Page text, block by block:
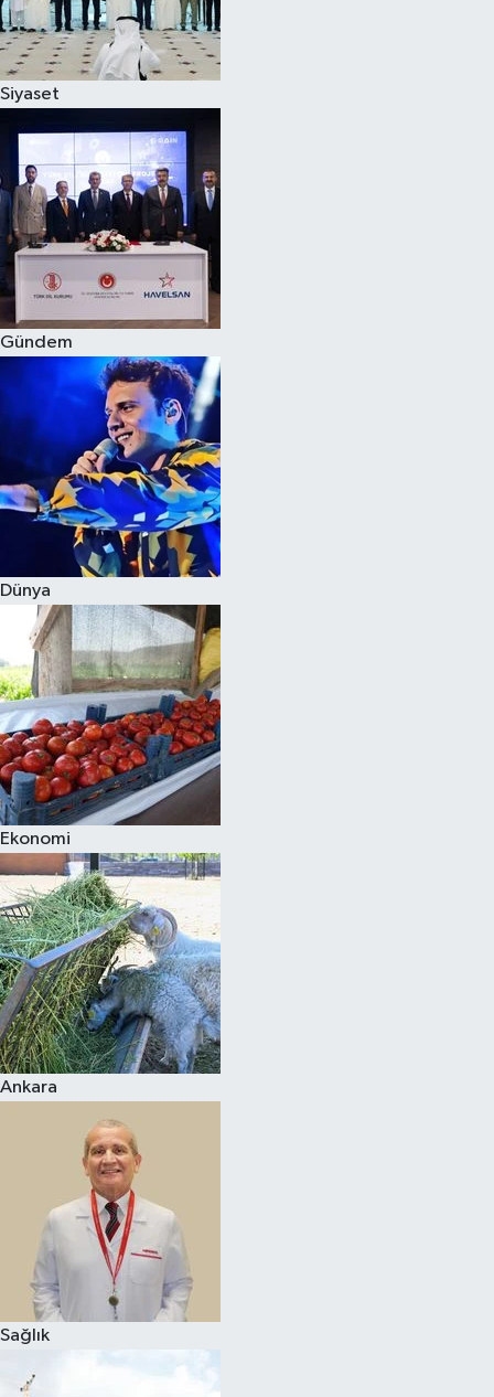
Siyaset
Gündem
Dünya
Ekonomi
Ankara
Sağlık
Spor
Çocuk
Eğitim
Hava Durumu
Kadın
Kim kimdir?
Kültür Sanat
Sağlık
Siyaset
Teknoloji
Televizyon
Yaşam-Çevre